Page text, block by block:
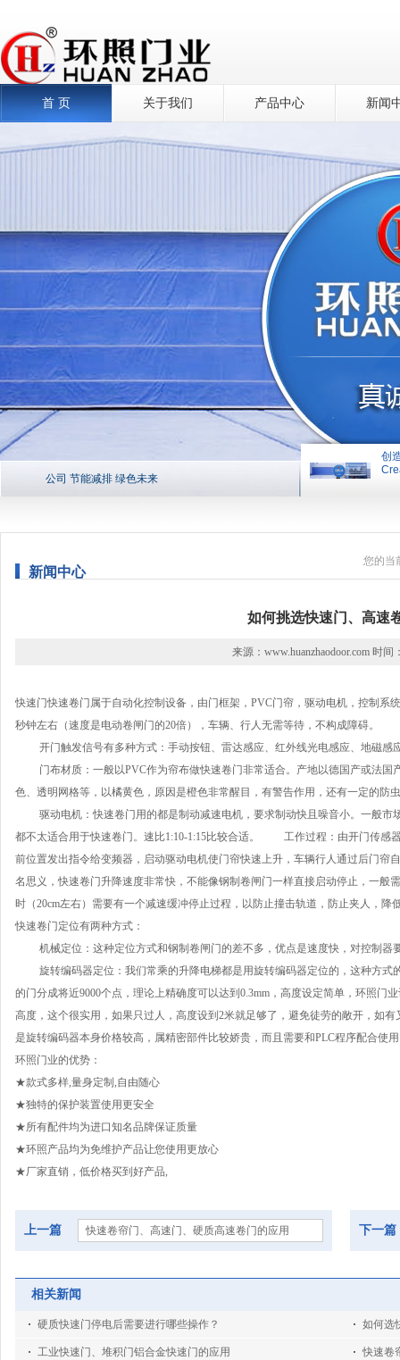
首 页 关于我们 产品中心 新闻
公司 节能减排 绿色未来 创造平台
创
新闻中心
您的当
如何挑选快速门、高速
来源：www.huanzhaodoor.com 时间
快速门快速卷门属于自动化控制设备，由门框架，PVC门帘，驱动电机，控制
秒钟左右（速度是电动卷闸门的20倍），车辆、行人无需等待，不构成障碍。
开门触发信号有多种方式：手动按钮、雷达感应、红外线光电感应、地磁感
门布材质：一般以PVC作为帘布做快速卷门非常适合。产地以德国产或法国
色、透明网格等，以橘黄色，原因是橙色非常醒目，有警告作用，还有一定的防
驱动电机：快速卷门用的都是制动减速电机，要求制动快且噪音小。一般市
都不太适合用于快速卷门。速比1:10-1:15比较合适。 工作过程：由开门传感
前位置发出指令给变频器，启动驱动电机使门帘快速上升，车辆行人通过后门帘
名思义，快速卷门升降速度非常快，不能像钢制卷闸门一样直接启动停止，一般
时（20cm左右）需要有一个减速缓冲停止过程，以防止撞击轨道，防止夹人，
快速卷门定位有两种方式：
机械定位：这种定位方式和钢制卷闸门的差不多，优点是速度快，对控制器
旋转编码器定位：我们常乘的升降电梯都是用旋转编码器定位的，这种方式
的门分成将近9000个点，理论上精确度可以达到0.3mm，高度设定简单，环照门
高度，这个很实用，如果只过人，高度设到2米就足够了，避免徒劳的敞开，如
是旋转编码器本身价格较高，属精密部件比较娇贵，而且需要和PLC程序配合使
环照门业的优势：
★款式多样,量身定制,自由随心
★独特的保护装置使用更安全
★所有配件均为进口知名品牌保证质量
★环照产品均为免维护产品让您使用更放心
★厂家直销，低价格买到好产品,
上一篇 快速卷帘门、高速门、硬质高速卷门的应用 下一篇
相关新闻
硬质快速门停电后需要进行哪些操作？ 如何选
工业快速门、堆积门铝合金快速门的应用 快速卷